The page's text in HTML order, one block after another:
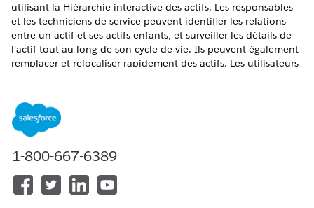
utilisant la Hiérarchie interactive des actifs. Les responsables
et les techniciens de service peuvent identifier les relations
entre un actif et ses actifs enfants, et surveiller les détails de
l'actif tout au long de son cycle de vie. Ils peuvent également
remplacer et relocaliser rapidement des actifs. Les utilisateurs
ÉDITIONS REQUISES
Developer
Edition
1-800-667-6389